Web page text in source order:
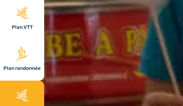
Plan VTT
Plan randonnée